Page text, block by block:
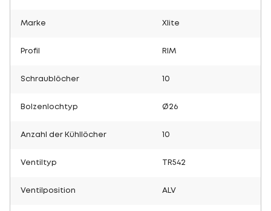
Marke Xlite
Profil RIM
Schraublöcher 10
Bolzenlochtyp Ø26
Anzahl der Kühllöcher 10
Ventiltyp TR542
Ventilposition ALV